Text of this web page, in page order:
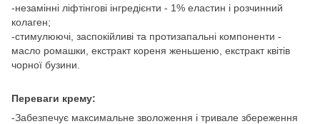
-незамінні ліфтінгові інгредієнти - 1% еластин і розчинний
колаген;
-стимулюючі, заспокійливі та протизапальні компоненти -
масло ромашки, екстракт кореня женьшеню, екстракт квітів
чорної бузини.
Переваги крему:
-Забезпечує максимальне зволоження і тривале збереження